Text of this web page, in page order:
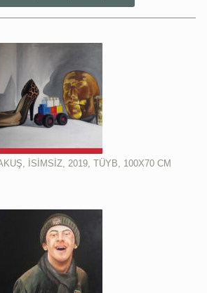
İSİMSİZ, 2019, TÜYB, 100X70 CM